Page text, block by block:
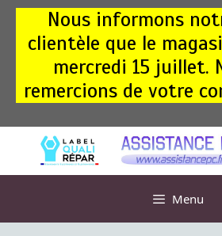
Aller
contenu
Nous informons
clientèle que le
mercredi 15 juillet.
remercions de votre
Menu